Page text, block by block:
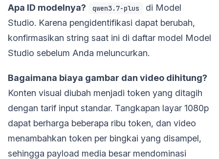
Apa ID modelnya? qwen3.7-plus
di Model
Studio. Karena pengidentifikasi dapat berubah,
konfirmasikan string saat ini di daftar model Model
Studio sebelum Anda meluncurkan.
Bagaimana biaya gambar dan video dihitung?
Konten visual diubah menjadi token yang ditagih
dengan tarif input standar. Tangkapan layar 1080p
dapat berharga beberapa ribu token, dan video
menambahkan token per bingkai yang disampel,
sehingga payload media besar mendominasi